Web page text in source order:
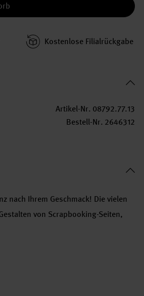
Kosten­lose Filial­rückgabe
Artikel-Nr. 08792.77.13
Bestell-Nr. 2646312
nach Ihrem Geschmack! Die vielen
von Scrapbooking-Seiten,